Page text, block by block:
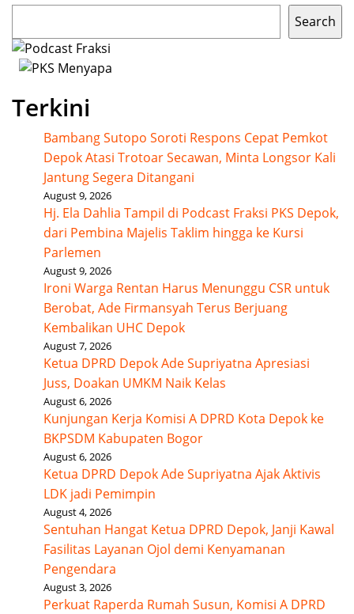
Search
Terkini
Bambang Sutopo Soroti Respons Cepat Pemkot
Depok Atasi Trotoar Secawan, Minta Longsor Kali
Jantung Segera Ditangani
August 9, 2026
Hj. Ela Dahlia Tampil di Podcast Fraksi PKS Depok,
dari Pembina Majelis Taklim hingga ke Kursi
Parlemen
August 9, 2026
Ironi Warga Rentan Harus Menunggu CSR untuk
Berobat, Ade Firmansyah Terus Berjuang
Kembalikan UHC Depok
August 7, 2026
Ketua DPRD Depok Ade Supriyatna Apresiasi
Juss, Doakan UMKM Naik Kelas
August 6, 2026
Kunjungan Kerja Komisi A DPRD Kota Depok ke
BKPSDM Kabupaten Bogor
August 6, 2026
Ketua DPRD Depok Ade Supriyatna Ajak Aktivis
LDK jadi Pemimpin
August 4, 2026
Sentuhan Hangat Ketua DPRD Depok, Janji Kawal
Fasilitas Layanan Ojol demi Kenyamanan
Pengendara
August 3, 2026
Perkuat Raperda Rumah Susun, Komisi A DPRD